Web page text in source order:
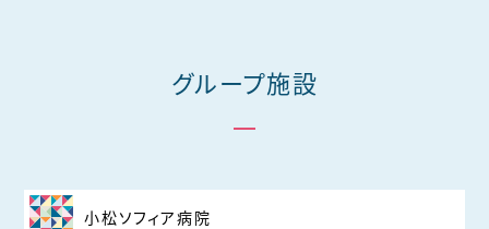
グループ施設
小松ソフィア病院